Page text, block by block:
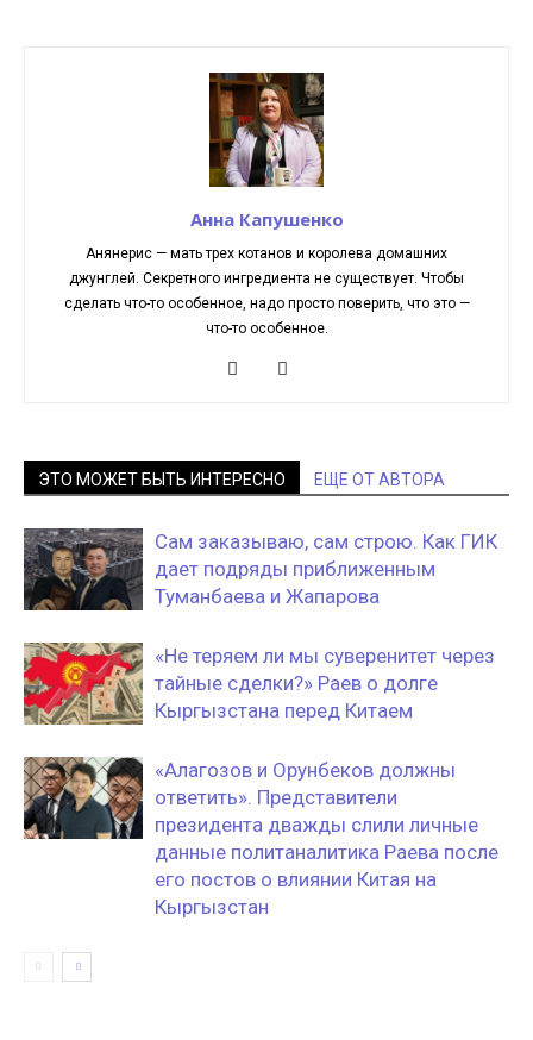
Анна Капушенко
Анянерис — мать трех котанов и королева домашних
джунглей. Секретного ингредиента не существует. Чтобы
сделать что-то особенное, надо просто поверить, что это —
что-то особенное.
ЭТО МОЖЕТ БЫТЬ ИНТЕРЕСНО ЕЩЕ ОТ АВТОРА
Сам заказываю, сам строю. Как ГИК
дает подряды приближенным
Туманбаева и Жапарова
«Не теряем ли мы суверенитет через
тайные сделки?» Раев о долге
Кыргызстана перед Китаем
«Алагозов и Орунбеков должны
ответить». Представители
президента дважды слили личные
данные политаналитика Раева после
его постов о влиянии Китая на
Кыргызстан